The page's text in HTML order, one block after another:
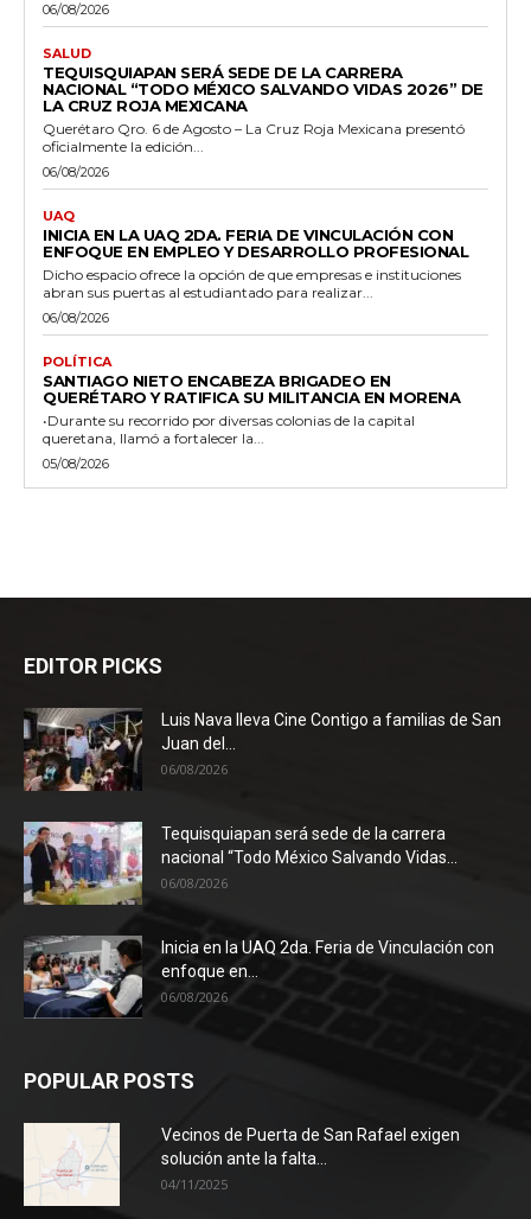
06/08/2026
SALUD
TEQUISQUIAPAN SERÁ SEDE DE LA CARRERA
NACIONAL “TODO MÉXICO SALVANDO VIDAS 2026” DE
LA CRUZ ROJA MEXICANA
Querétaro Qro. 6 de Agosto – La Cruz Roja Mexicana presentó
oficialmente la edición...
06/08/2026
UAQ
INICIA EN LA UAQ 2DA. FERIA DE VINCULACIÓN CON
ENFOQUE EN EMPLEO Y DESARROLLO PROFESIONAL
Dicho espacio ofrece la opción de que empresas e instituciones
abran sus puertas al estudiantado para realizar...
06/08/2026
POLÍTICA
SANTIAGO NIETO ENCABEZA BRIGADEO EN
QUERÉTARO Y RATIFICA SU MILITANCIA EN MORENA
•Durante su recorrido por diversas colonias de la capital
queretana, llamó a fortalecer la...
05/08/2026
EDITOR PICKS
Luis Nava lleva Cine Contigo a familias de San
Juan del...
06/08/2026
Tequisquiapan será sede de la carrera
nacional “Todo México Salvando Vidas...
06/08/2026
Inicia en la UAQ 2da. Feria de Vinculación con
enfoque en...
06/08/2026
POPULAR POSTS
Vecinos de Puerta de San Rafael exigen
solución ante la falta...
04/11/2025